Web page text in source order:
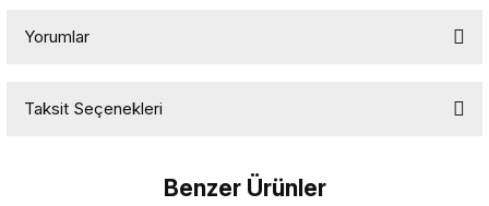
Yorumlar
Yorum Yaz
Taksit Seçenekleri
Benzer Ürünler